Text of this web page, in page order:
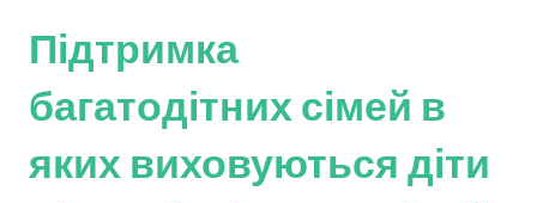
Підтримка
багатодітних сімей в
яких виховуються діти